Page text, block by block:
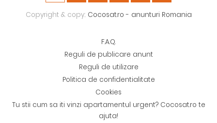
Copyright & copy; Cocosat.ro - anunturi Romania
F.A.Q.
Reguli de publicare anunt
Reguli de utilizare
Politica de confidentialitate
Cookies
Tu stii cum sa iti vinzi apartamentul urgent? Cocosat.ro te
ajuta!